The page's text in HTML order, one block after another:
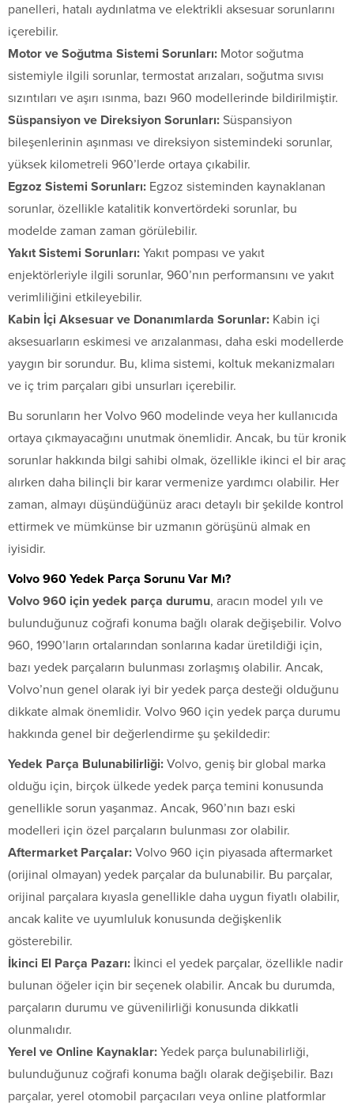
panelleri, hatalı aydınlatma ve elektrikli aksesuar sorunlarını
içerebilir.
Motor ve Soğutma Sistemi Sorunları: Motor soğutma
sistemiyle ilgili sorunlar, termostat arızaları, soğutma sıvısı
sızıntıları ve aşırı ısınma, bazı 960 modellerinde bildirilmiştir.
Süspansiyon ve Direksiyon Sorunları: Süspansiyon
bileşenlerinin aşınması ve direksiyon sistemindeki sorunlar,
yüksek kilometreli 960’lerde ortaya çıkabilir.
Egzoz Sistemi Sorunları: Egzoz sisteminden kaynaklanan
sorunlar, özellikle katalitik konvertördeki sorunlar, bu
modelde zaman zaman görülebilir.
Yakıt Sistemi Sorunları: Yakıt pompası ve yakıt
enjektörleriyle ilgili sorunlar, 960’nın performansını ve yakıt
verimliliğini etkileyebilir.
Kabin İçi Aksesuar ve Donanımlarda Sorunlar: Kabin içi
aksesuarların eskimesi ve arızalanması, daha eski modellerde
yaygın bir sorundur. Bu, klima sistemi, koltuk mekanizmaları
ve iç trim parçaları gibi unsurları içerebilir.
Bu sorunların her Volvo 960 modelinde veya her kullanıcıda
ortaya çıkmayacağını unutmak önemlidir. Ancak, bu tür kronik
sorunlar hakkında bilgi sahibi olmak, özellikle ikinci el bir araç
alırken daha bilinçli bir karar vermenize yardımcı olabilir. Her
zaman, almayı düşündüğünüz aracı detaylı bir şekilde kontrol
ettirmek ve mümkünse bir uzmanın görüşünü almak en
iyisidir.
Volvo 960 Yedek Parça Sorunu Var Mı?
Volvo 960 için yedek parça durumu, aracın model yılı ve
bulunduğunuz coğrafi konuma bağlı olarak değişebilir. Volvo
960, 1990’ların ortalarından sonlarına kadar üretildiği için,
bazı yedek parçaların bulunması zorlaşmış olabilir. Ancak,
Volvo’nun genel olarak iyi bir yedek parça desteği olduğunu
dikkate almak önemlidir. Volvo 960 için yedek parça durumu
hakkında genel bir değerlendirme şu şekildedir:
Yedek Parça Bulunabilirliği: Volvo, geniş bir global marka
olduğu için, birçok ülkede yedek parça temini konusunda
genellikle sorun yaşanmaz. Ancak, 960’nın bazı eski
modelleri için özel parçaların bulunması zor olabilir.
Aftermarket Parçalar: Volvo 960 için piyasada aftermarket
(orijinal olmayan) yedek parçalar da bulunabilir. Bu parçalar,
orijinal parçalara kıyasla genellikle daha uygun fiyatlı olabilir,
ancak kalite ve uyumluluk konusunda değişkenlik
gösterebilir.
İkinci El Parça Pazarı: İkinci el yedek parçalar, özellikle nadir
bulunan öğeler için bir seçenek olabilir. Ancak bu durumda,
parçaların durumu ve güvenilirliği konusunda dikkatli
olunmalıdır.
Yerel ve Online Kaynaklar: Yedek parça bulunabilirliği,
bulunduğunuz coğrafi konuma bağlı olarak değişebilir. Bazı
parçalar, yerel otomobil parçacıları veya online platformlar